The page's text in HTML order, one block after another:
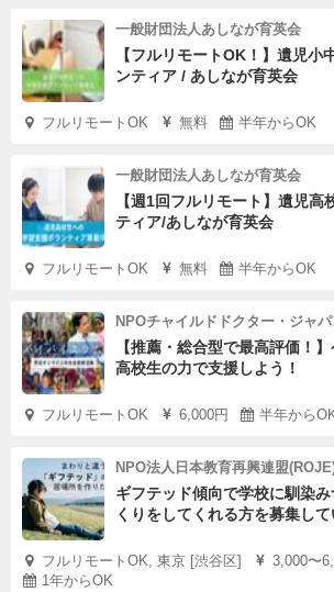
一般財団法人あしなが育英会
【フルリモートOK！】遺児小
ンティア / あしなが育英会
フルリモートOK 無料 半年からOK
一般財団法人あしなが育英会
【週1回フルリモート】遺児高
ティア/あしなが育英会
フルリモートOK 無料 半年からOK
NPOチャイルドドクター・ジャ
【推薦・総合型で最高評価！
高校生の力で支援しよう！
フルリモートOK 6,000円 半年から
NPO法人日本教育再興連盟
ギフテッド傾向で学校に馴染
くりをしてくれる方を募集し
フルリモートOK, 東京 [渋谷区]
3,000〜
1年からOK